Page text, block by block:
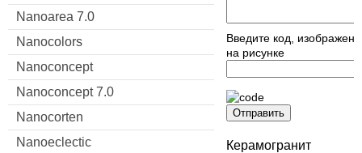
Nanoarea 7.0
Nanocolors
Nanoconcept
Nanoconcept 7.0
Nanocorten
Nanoeclectic
Введите код,
на рисунке
Отправить
Керамогранит